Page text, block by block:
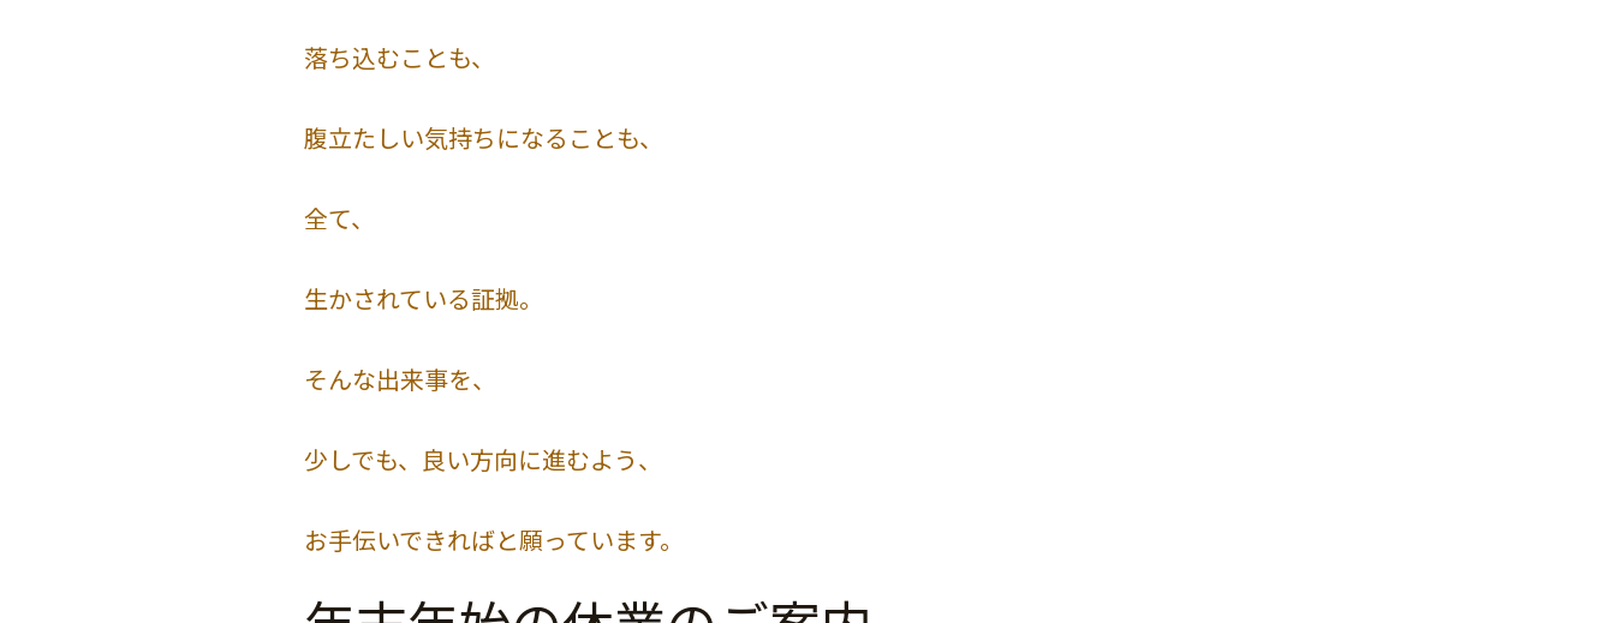
落ち込むことも、
腹立たしい気持ちになることも、
全て、
生かされている証拠。
そんな出来事を、
少しでも、良い方向に進むよう、
お手伝いできればと願っています。